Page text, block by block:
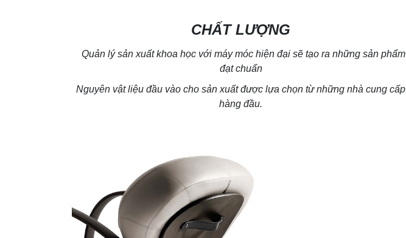
CHẤT LƯỢNG
Quản lý sản xuất khoa học với máy móc hiện đại sẽ tạo ra những sản phẩm
đạt chuẩn
Nguyên vật liệu đầu vào cho sản xuất được lựa chọn từ những nhà cung cấp
hàng đầu.